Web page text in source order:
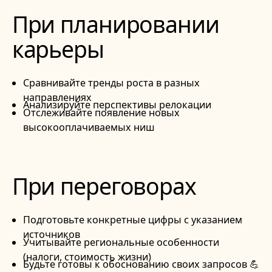
При планировании
карьеры
Сравнивайте тренды роста в разных
направлениях
Анализируйте перспективы релокации
Отслеживайте появление новых
высокооплачиваемых ниш
При переговорах
Подготовьте конкретные цифры с указанием
источников
Учитывайте региональные особенности
(налоги, стоимость жизни)
Будьте готовы к обоснованию своих запросов 💪